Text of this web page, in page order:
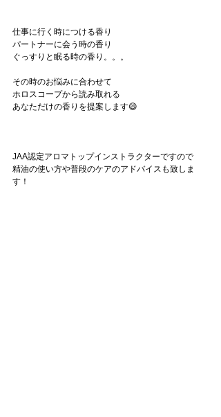
仕事に行く時につける香り
パートナーに会う時の香り
ぐっすりと眠る時の香り。。。
その時のお悩みに合わせて
ホロスコープから読み取れる
あなただけの香りを提案します😄
JAA認定アロマトップインストラクターですので
精油の使い方や普段のケアのアドバイスも致しま
す！